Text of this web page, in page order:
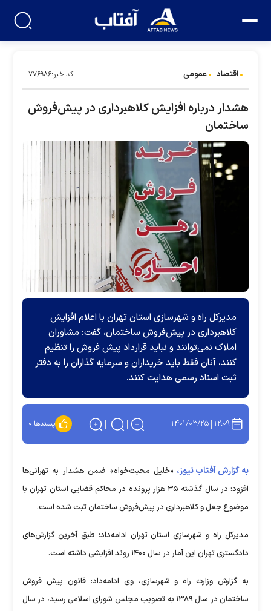
اقتصاد عمومی کد خبر:۷۷۶۹۸۶
هشدار درباره افزایش کلاهبرداری در پیش‌فروش
ساختمان
مدیرکل راه و شهرسازی استان تهران با اعلام افزایش
کلاهبرداری در پیش‌فروش ساختمان، گفت: مشاوران
املاک نمی‌توانند و نباید قرارداد پیش فروش را تنظیم
کنند، آنان فقط باید خریداران و سرمایه گذاران را به دفتر
ثبت اسناد رسمی هدایت کنند.
۱۲:۰۹ ۱۴۰۱/۰۳/۲۵ پسندها:۰
به گزارش آفتاب نیوز، «خلیل محبت‌خواه» ضمن هشدار به تهرانی‌ها
افزود: در سال گذشته ۳۵ هزار پرونده در محاکم قضایی استان تهران با
موضوع جعل و کلاهبرداری در پیش‌فروش ساختمان ثبت شده است.
مدیرکل راه و شهرسازی استان تهران ادامه‌داد: طبق آخرین گزارش‌های
دادگستری تهران این آمار در سال ۱۴۰۰ روند افزایشی داشته است.
به گزارش وزارت راه و شهرسازی، وی ادامه‌داد: قانون پیش فروش
ساختمان در سال ۱۳۸۹ به تصویب مجلس شورای اسلامی رسید، در سال